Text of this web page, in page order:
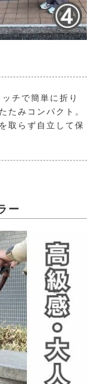
チで簡単に折り
たみコンパクト。
取らず自立して保
ー